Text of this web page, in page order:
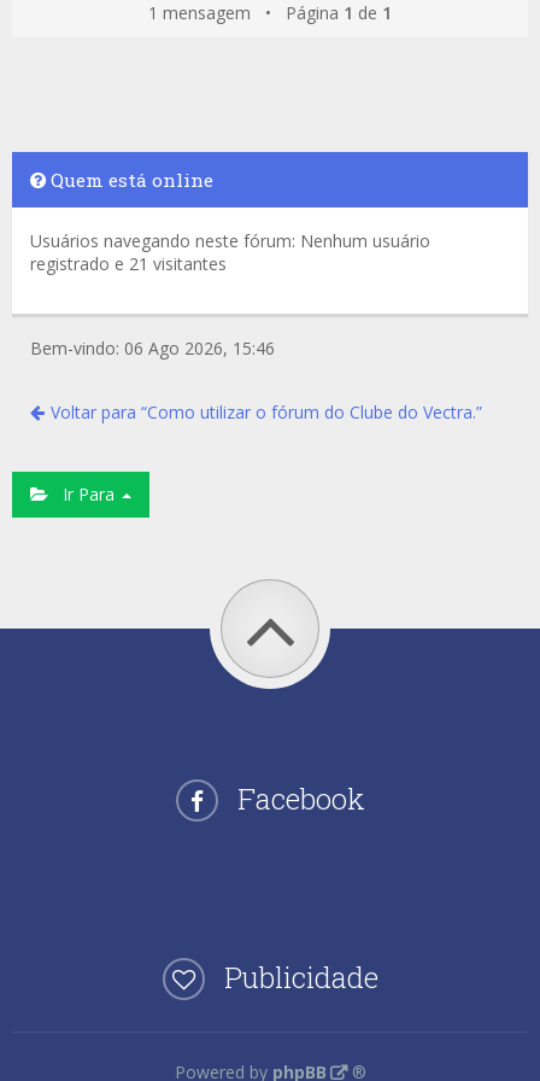
1 mensagem • Página 1 de 1
Quem está online
Usuários navegando neste fórum: Nenhum usuário
registrado e 21 visitantes
Bem-vindo: 06 Ago 2026, 15:46
Voltar para “Como utilizar o fórum do Clube do Vectra.”
Ir Para
Facebook
Publicidade
Powered by phpBB ®